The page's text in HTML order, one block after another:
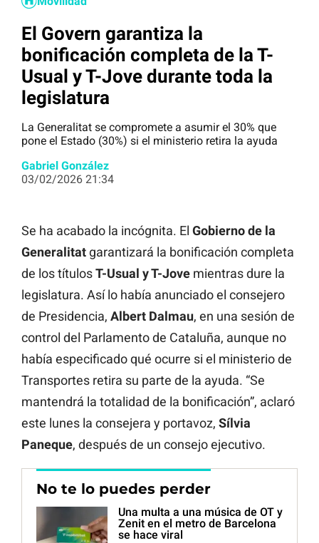
El Govern garantiza la
bonificación completa de la T-
Usual y T-Jove durante toda la
legislatura
La Generalitat se compromete a asumir el 30% que
pone el Estado (30%) si el ministerio retira la ayuda
Gabriel González
03/02/2026 21:34
Se ha acabado la incógnita. El Gobierno de la
Generalitatgarantizará la bonificación completa
de los títulosT-Usual y T-Jove mientras dure la
legislatura. Así lo había anunciado el consejero
de Presidencia, Albert Dalmau, en una sesión de
control del Parlamento de Cataluña, aunque no
había especificado qué ocurre si el ministerio de
Transportes retira su parte de la ayuda. “Se
mantendrá la totalidad de la bonificación”, aclaró
este lunes la consejera y portavoz, Sílvia
Paneque, después de un consejo ejecutivo.
No te lo puedes perder
Una multa a una música de OT y
Zenit en el metro de Barcelona
se hace viral